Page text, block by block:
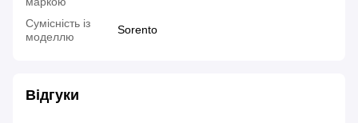
Сумісність із
моделлю
Sorento
Відгуки